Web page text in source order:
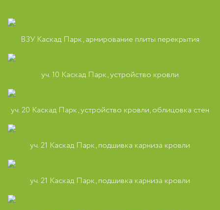
ВЗУ Каскад Парк, армирование плиты перекрытия
уч. 10 Каскад Парк, устройство кровли
уч. 20 Каскад Парк, устройство кровли, облицовка стен
уч. 21 Каскад Парк, подшивка карниза кровли
уч. 21 Каскад Парк, подшивка карниза кровли